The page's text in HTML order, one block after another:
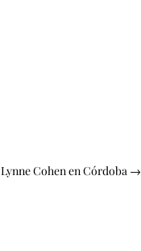
Lynne Cohen en Córdoba→